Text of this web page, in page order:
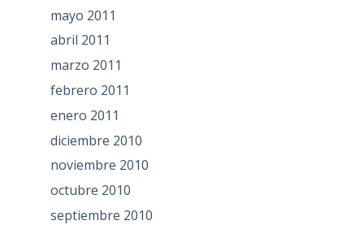
mayo 2011
abril 2011
marzo 2011
febrero 2011
enero 2011
diciembre 2010
noviembre 2010
octubre 2010
septiembre 2010